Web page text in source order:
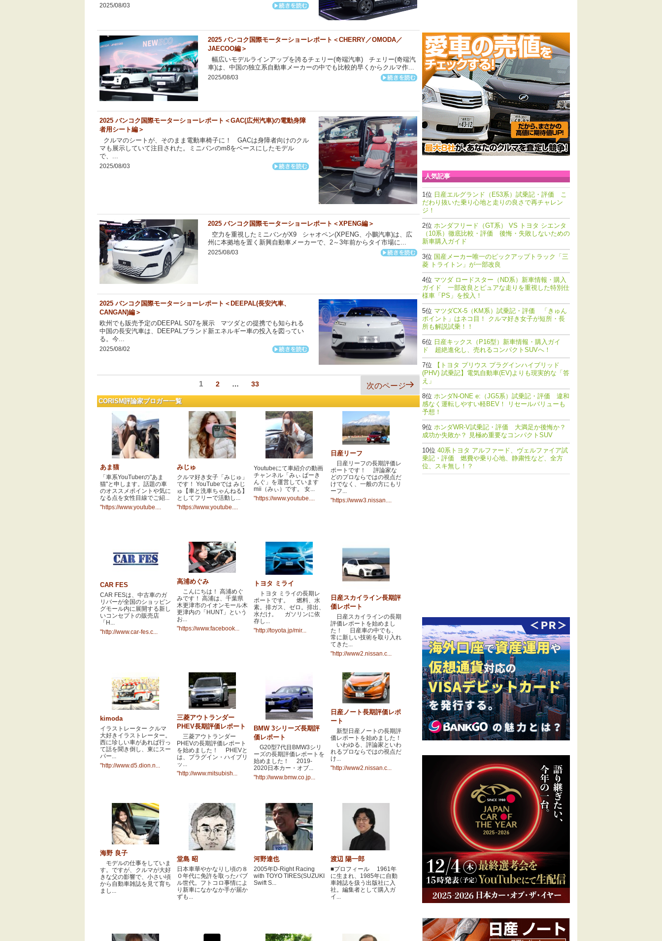
2025/08/03
2025 バンコク国際モーターショーレポート＜CHERRY／OMODA／
JAECOO編＞
幅広いモデルラインアップを誇るチェリー(奇端汽車) チェリー(奇端汽
車)は、中国の独立系自動車メーカーの中でも比較的早くからクルマ作...
2025/08/03
2025 バンコク国際モーターショーレポート＜GAC(広州汽車)の電動身障
者用シート編＞
クルマのシートが、そのまま電動車椅子に！ GACは身障者向けのクル
マも展示していて注目された。ミニバンのm8をベースにしたモデル
で、...
2025/08/03
2025 バンコク国際モーターショーレポート＜XPENG編＞
空力を重視したミニバンがX9 シャオペン(XPENG、小鵬汽車)は、広
州に本拠地を置く新興自動車メーカーで、2～3年前からタイ市場に...
2025/08/03
2025 バンコク国際モーターショーレポート＜DEEPAL(長安汽車、
CANGAN)編＞
欧州でも販売予定のDEEPAL S07を展示 マツダとの提携でも知られる
中国の長安汽車は、DEEPALブランド新エネルギー車の投入を図ってい
る。今...
2025/08/02
稿
ー
シ
ョ
ン
ペ
1
ペ
2 …
ペ
33 次のページ
CORISM評論家ブロガー一覧
あま猫
「車系YouTuberの"あま
猫"と申します。話題の車
のオススメポイントや気に
なる点を女性目線でご紹...
"https://www.youtube....
みじゅ
クルマ好き女子「みじゅ」
です！ YouTubeでは みじ
ゅ【車と洗車ちゃんねる】
としてフリーで活動し...
"https://www.youtube....
Youtubeにて車紹介の動画
チャンネル「みぃ ぱーき
んぐ」を運営しています
mii（みぃ）です。 女...
"https://www.youtube....
日産リーフ
日産リーフの長期評価レ
ポートです！ 評論家な
どのプロならではの視点だ
けでなく、一般の方にもリ
ーフ...
"https://www3.nissan....
CAR FES
CAR FESは、中古車のガ
リバーが全国のショッピン
グモール内に展開する新し
いコンセプトの販売店
「H...
"http://www.car-fes.c...
高浦めぐみ
こんにちは！ 高浦めぐ
みです！ 高浦は、千葉県
木更津市のイオンモール木
更津内の「HUNT」という
お...
"https://www.facebook...
トヨタ ミライ
トヨタ ミライの長期レ
ポートです。 燃料、水
素。排ガス、ゼロ。排出、
水だけ。 ガソリンに依
存し...
"http://toyota.jp/mir...
日産スカイライン長期評
価レポート
日産スカイラインの長期
評価レポートを始めまし
た！ 日産車の中でも、
常に新しい技術を取り入れ
てきた...
"http://www2.nissan.c...
kimoda
イラストレーター クルマ
大好きイラストレーター。
西に珍しい車があれば行っ
て話を聞き倒し、東にスー
パー...
"http://www.d5.dion.n...
三菱アウトランダー
PHEV長期評価レポート
三菱アウトランダー
PHEVの長期評価レポート
を始めました！ PHEVと
は、プラグイン・ハイブリ
ッ...
"http://www.mitsubish...
BMW 3シリーズ長期評
価レポート
G20型7代目BMW3シリ
ーズの長期評価レポートを
始めました！ 2019-
2020日本カー・オブ...
"http://www.bmw.co.jp...
日産ノート長期評価レポ
ート
新型日産ノートの長期評
価レポートを始めました！
いわゆる、評論家といわ
れるプロならではの視点だ
け...
"http://www2.nissan.c...
海野 良子
モデルの仕事をしていま
す。ですが、クルマが大好
きな父の影響で、小さい頃
から自動車雑誌を見て育ち
まし...
堂島 昭
日本車華やかなりし頃の８
０年代に免許を取ったバブ
ル世代。フトコロ事情によ
り新車になかなか手が届か
ずも...
河野達也
2005年D-Right Racing
with TOYO TIRES(SUZUKI
Swift S...
渡辺 陽一郎
■プロフィール 1961年
に生まれ、1985年に自動
車雑誌を扱う出版社に入
社。編集者として購入ガ
イ...
人気記事
日産エルグランド（E53系）試乗記・評価 こ
だわり抜いた乗り心地と走りの良さで再チャレン
ジ！
ホンダフリード（GT系） VS トヨタ シエンタ
（10系）徹底比較・評価 後悔・失敗しないための
新車購入ガイド
国産メーカー唯一のピックアップトラック「三
菱 トライトン」が一部改良
マツダ ロードスター（ND系）新車情報・購入
ガイド 一部改良とピュアな走りを重視した特別仕
様車「PS」を投入！
マツダCX-5（KM系）試乗記・評価 「きゅん
ポイント」はネコ目！ クルマ好き女子が短所・長
所も解説試乗！！
日産キックス（P16型）新車情報・購入ガイ
ド 超絶進化し、売れるコンパクトSUVへ！
【トヨタ プリウス プラグインハイブリッド
(PHV) 試乗記】電気自動車(EV)よりも現実的な「答
え」
ホンダN-ONE e:（JG5系）試乗記・評価 違和
感なく運転しやすい軽BEV！ リセールバリューも
予想！
ホンダWR-V試乗記・評価 大満足か後悔か？
成功か失敗か？ 見極め重要なコンパクトSUV
40系トヨタ アルファード、ヴェルファイア試
乗記・評価 燃費や乗り心地、静粛性など、全方
位、スキ無し！？